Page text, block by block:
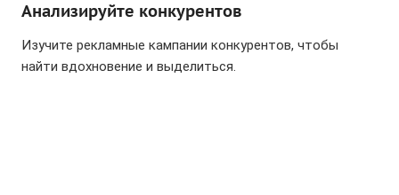
Анализируйте конкурентов
Изучите рекламные кампании конкурентов, чтобы
найти вдохновение и выделиться.